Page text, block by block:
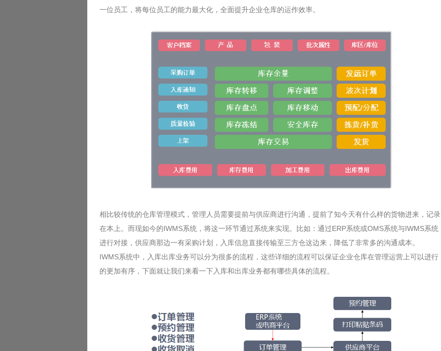
一位员工，将每位员工的能力最大化，全面提升企业仓库的运作效率。
相比较传统的仓库管理模式，管理人员需要提前与供应商进行沟通，提前了知今天有什么样的货物进来，记录
在本上。而现如今的IWMS系统，将这一环节通过系统来实现。比如：通过ERP系统或OMS系统与IWMS系统
进行对接，供应商那边一有采购计划，入库信息直接传输至三方仓这边来，降低了非常多的沟通成本。
IWMS系统中，入库出库业务可以分为很多的流程，这些详细的流程可以保证企业仓库在管理运营上可以进行
的更加有序，下面就让我们来看一下入库和出库业务都有哪些具体的流程。